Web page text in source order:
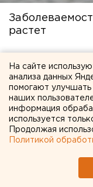
растет
На сайте
анализа данных
помогают улучшать
наших
информация
используется
Продолжая
Политикой